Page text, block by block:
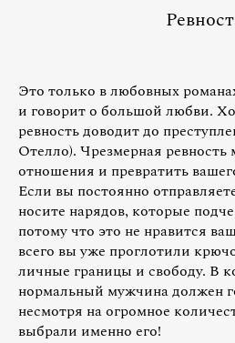
Это только в любовных
и говорит о большой любви.
ревность доводит до
Отелло). Чрезмерная
отношения и превратить
Если вы постоянно
носите нарядов, которые
потому что это не нравится
всего вы уже проглотили
личные границы и свободу. В
нормальный мужчина должен
несмотря на огромное
выбрали именно его!